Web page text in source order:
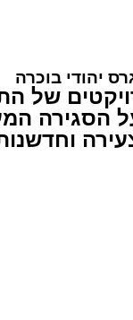
יהודי בוכרה
פרויקטים
הסגירה